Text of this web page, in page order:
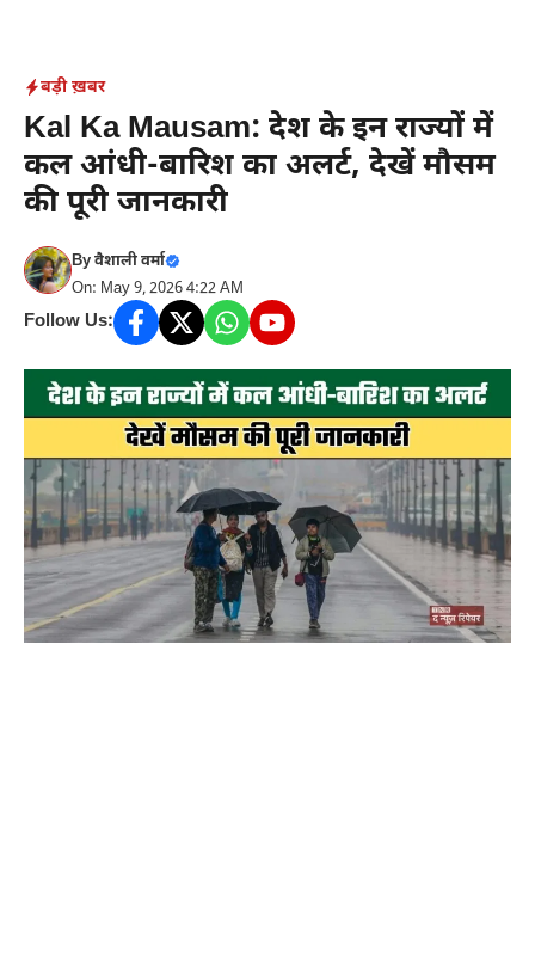
content
बड़ी ख़बर
Kal Ka Mausam: देश के इन राज्यों में
कल आंधी-बारिश का अलर्ट, देखें मौसम
की पूरी जानकारी
Byवैशाली वर्मा
On: May 9, 2026 4:22 AM
Follow Us: